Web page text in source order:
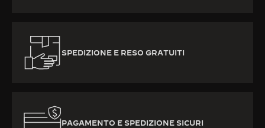
SPEDIZIONE E RESO GRATUITI
PAGAMENTO E SPEDIZIONE SICURI